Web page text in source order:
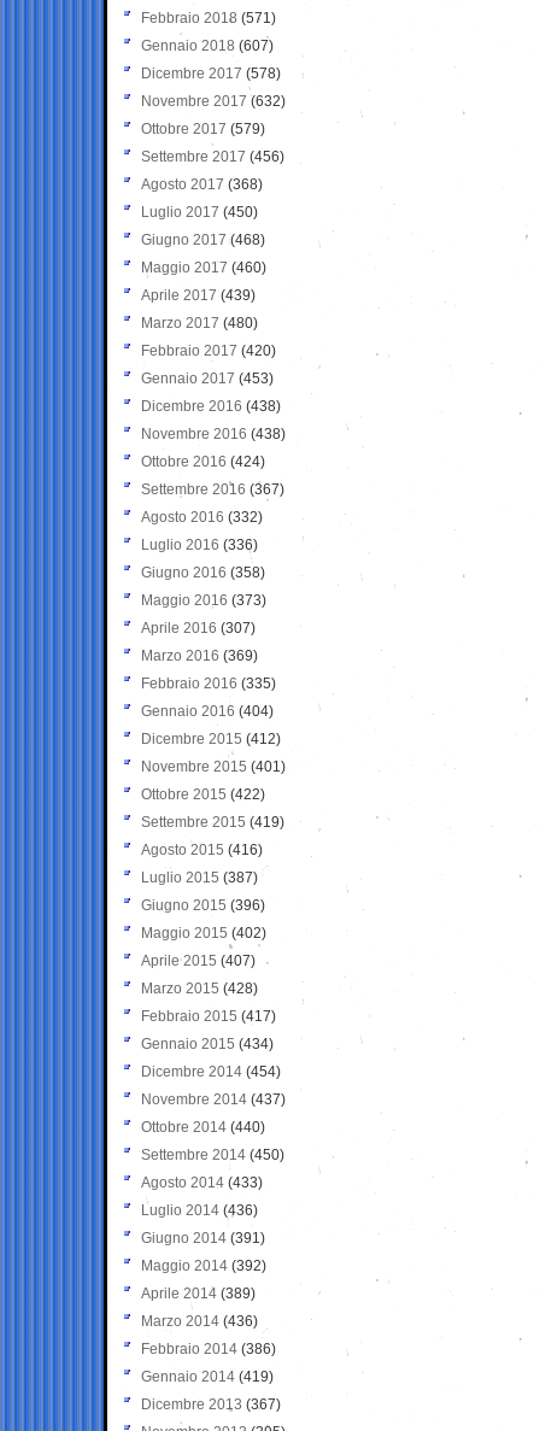
Febbraio 2018 (571)
Gennaio 2018 (607)
Dicembre 2017 (578)
Novembre 2017 (632)
Ottobre 2017 (579)
Settembre 2017 (456)
Agosto 2017 (368)
Luglio 2017 (450)
Giugno 2017 (468)
Maggio 2017 (460)
Aprile 2017 (439)
Marzo 2017 (480)
Febbraio 2017 (420)
Gennaio 2017 (453)
Dicembre 2016 (438)
Novembre 2016 (438)
Ottobre 2016 (424)
Settembre 2016 (367)
Agosto 2016 (332)
Luglio 2016 (336)
Giugno 2016 (358)
Maggio 2016 (373)
Aprile 2016 (307)
Marzo 2016 (369)
Febbraio 2016 (335)
Gennaio 2016 (404)
Dicembre 2015 (412)
Novembre 2015 (401)
Ottobre 2015 (422)
Settembre 2015 (419)
Agosto 2015 (416)
Luglio 2015 (387)
Giugno 2015 (396)
Maggio 2015 (402)
Aprile 2015 (407)
Marzo 2015 (428)
Febbraio 2015 (417)
Gennaio 2015 (434)
Dicembre 2014 (454)
Novembre 2014 (437)
Ottobre 2014 (440)
Settembre 2014 (450)
Agosto 2014 (433)
Luglio 2014 (436)
Giugno 2014 (391)
Maggio 2014 (392)
Aprile 2014 (389)
Marzo 2014 (436)
Febbraio 2014 (386)
Gennaio 2014 (419)
Dicembre 2013 (367)